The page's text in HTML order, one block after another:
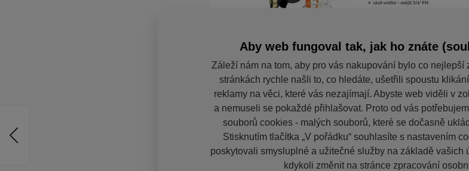
Aby web fungoval tak, jak ho znáte
Záleží nám na tom, aby pro vás nakupování bylo co nejlepší
stránkách rychle našli to, co hledáte, ušetřili spoustu
reklamy na věci, které vás nezajímají. Abyste web viděli v
a nemuseli se pokaždé přihlašovat. Proto od vás
souborů cookies - malých souborů, které se dočasně
Stisknutím tlačítka „V pořádku“ souhlasíte s nastavením
poskytovali smysluplné a užitečné služby na základě vašich
kdykoli změnit na stránce zpracování